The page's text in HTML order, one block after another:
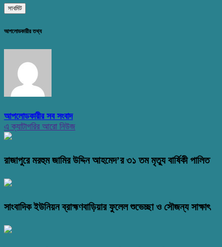
আপলোডকারীর তথ্য
আপলোডকারীর সব সংবাদ
এ ক্যাটাগরির আরো নিউজ
রাজাপুরে মরহুম জামির উদ্দিন আহমেদ’র ৩১ তম মৃত্যু বার্ষিকী পালিত
সাংবাদিক ইউনিয়ন ব্রাহ্মণবাড়িয়ার ফুলেল শুভেচ্ছা ও সৌজন্য সাক্ষাৎ